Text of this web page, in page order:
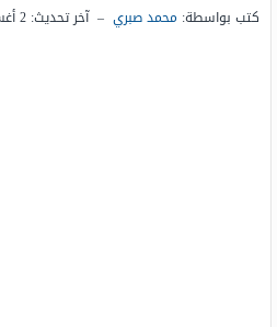
كتب بواسطة: محمد صبري – آخر تحديث: 2 أغسطس 2026 - 6:03ص